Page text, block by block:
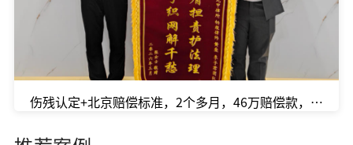
伤残认定+北京赔偿标准，2个多月，46万赔偿款，顺利和